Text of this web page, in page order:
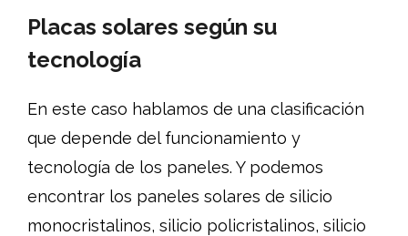
Placas solares según su
tecnología
En este caso hablamos de una clasificación
que depende del funcionamiento y
tecnología de los paneles. Y podemos
encontrar los paneles solares de silicio
monocristalinos, silicio policristalinos, silicio